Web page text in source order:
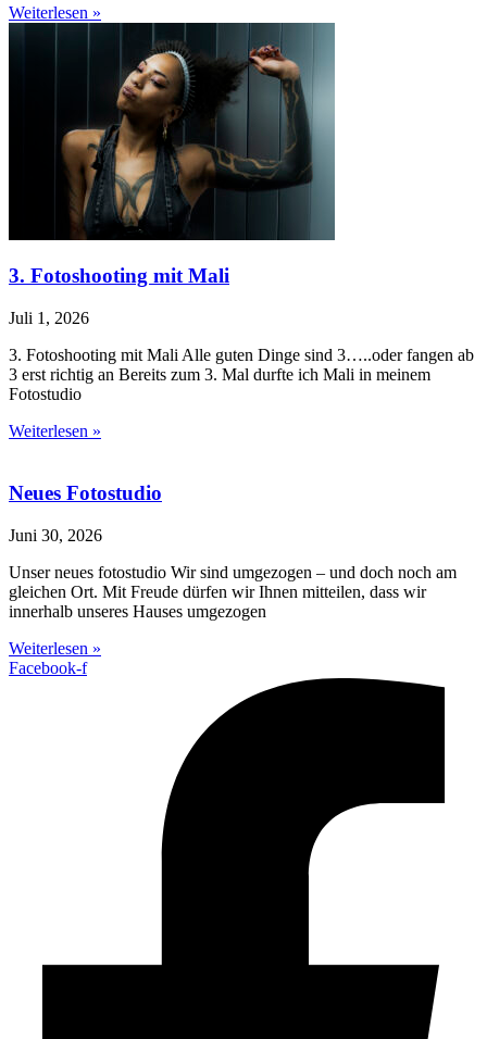
Weiterlesen »
3. Fotoshooting mit Mali
Juli 1, 2026
3. Fotoshooting mit Mali Alle guten Dinge sind 3…..oder fangen ab
3 erst richtig an Bereits zum 3. Mal durfte ich Mali in meinem
Fotostudio
Weiterlesen »
Neues Fotostudio
Juni 30, 2026
Unser neues fotostudio Wir sind umgezogen – und doch noch am
gleichen Ort. Mit Freude dürfen wir Ihnen mitteilen, dass wir
innerhalb unseres Hauses umgezogen
Weiterlesen »
Facebook-f